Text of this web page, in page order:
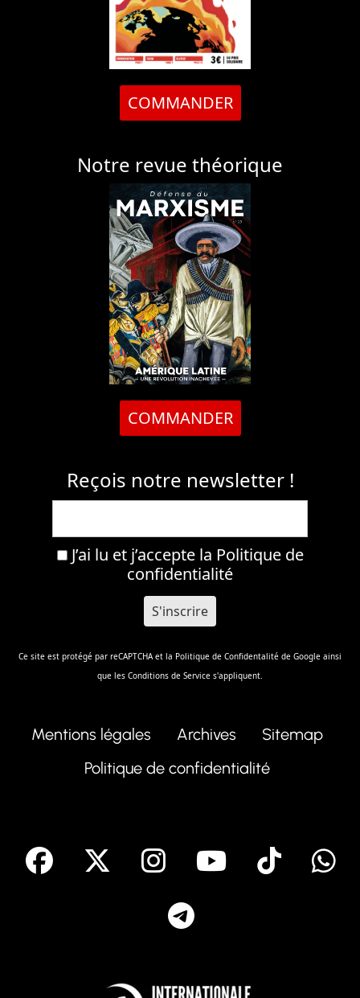
COMMANDER
Notre revue théorique
COMMANDER
Reçois notre newsletter !
J’ai lu et j’accepte la Politique de
confidentialité
Ce site est protégé par reCAPTCHA et la Politique de Confidentalité de Google ainsi
que les Conditions de Service s'appliquent.
Mentions légales Archives
Sitemap
Politique de confidentialité
facebook Instagram
Youtube
Tik